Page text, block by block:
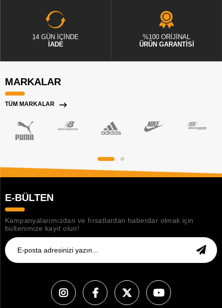
14 GÜN İÇİNDE
İADE
%100 ORİJİNAL
ÜRÜN GARANTİSİ
MARKALAR
TÜM MARKALAR
E-BÜLTEN
Kampanyalarımızdan ve fırsatlardan haberdar olmak için
bültenimize kayıt olun!